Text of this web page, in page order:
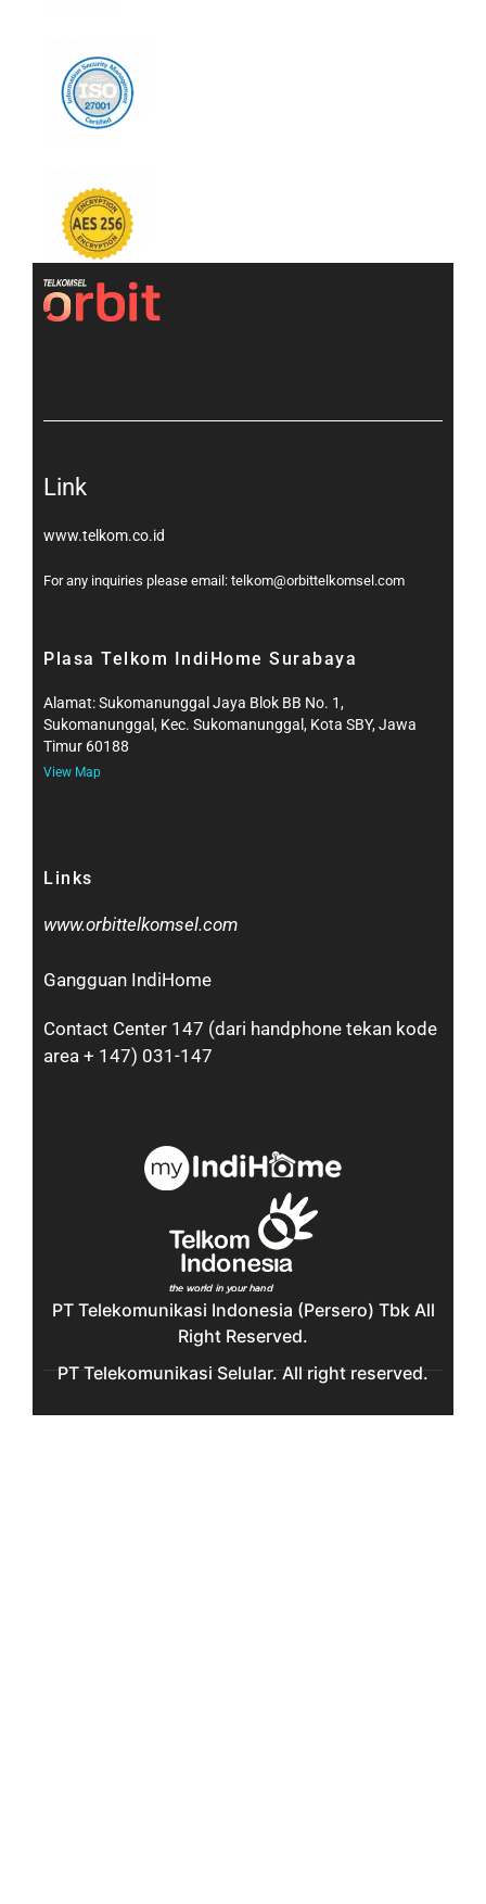
Link
www.telkom.co.id
For any inquiries please email: telkom@orbittelkomsel.com
Plasa Telkom IndiHome Surabaya
Alamat: Sukomanunggal Jaya Blok BB No. 1,
Sukomanunggal, Kec. Sukomanunggal, Kota SBY, Jawa
Timur 60188
View Map
Links
www.orbittelkomsel.com
Gangguan IndiHome
Contact Center 147 (dari handphone tekan kode
area + 147) 031-147
PT Telekomunikasi Indonesia (Persero) Tbk All
Right Reserved.
PT Telekomunikasi Selular. All right reserved.